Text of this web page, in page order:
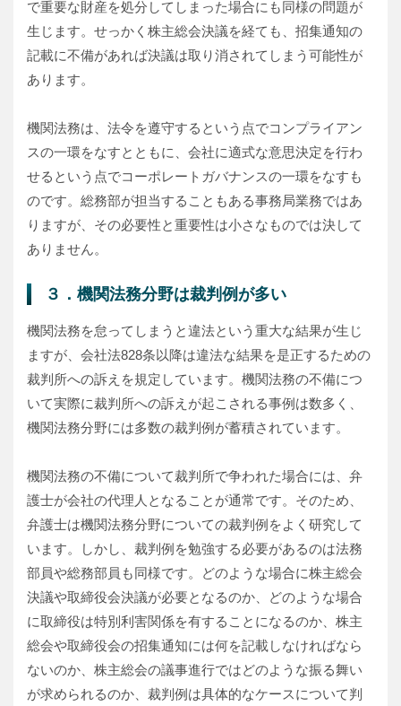
で重要な財産を処分してしまった場合にも同様の問題が
生じます。せっかく株主総会決議を経ても、招集通知の
記載に不備があれば決議は取り消されてしまう可能性が
あります。
機関法務は、法令を遵守するという点でコンプライアン
スの一環をなすとともに、会社に適式な意思決定を行わ
せるという点でコーポレートガバナンスの一環をなすも
のです。総務部が担当することもある事務局業務ではあ
りますが、その必要性と重要性は小さなものでは決して
ありません。
３．機関法務分野は裁判例が多い
機関法務を怠ってしまうと違法という重大な結果が生じ
ますが、会社法828条以降は違法な結果を是正するための
裁判所への訴えを規定しています。機関法務の不備につ
いて実際に裁判所への訴えが起こされる事例は数多く、
機関法務分野には多数の裁判例が蓄積されています。
機関法務の不備について裁判所で争われた場合には、弁
護士が会社の代理人となることが通常です。そのため、
弁護士は機関法務分野についての裁判例をよく研究して
います。しかし、裁判例を勉強する必要があるのは法務
部員や総務部員も同様です。どのような場合に株主総会
決議や取締役会決議が必要となるのか、どのような場合
に取締役は特別利害関係を有することになるのか、株主
総会や取締役会の招集通知には何を記載しなければなら
ないのか、株主総会の議事進行ではどのような振る舞い
が求められるのか、裁判例は具体的なケースについて判